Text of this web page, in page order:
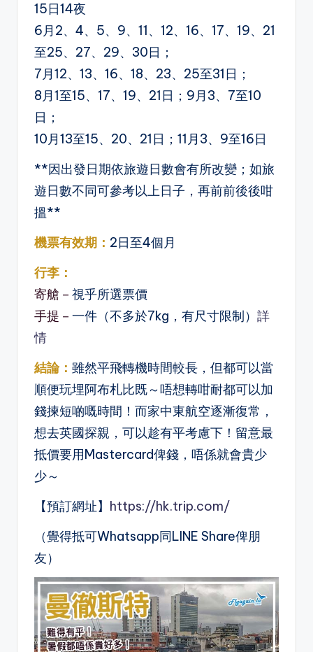
15日14夜
6月2、4、5、9、11、12、16、17、19、21
至25、27、29、30日；
7月12、13、16、18、23、25至31日；
8月1至15、17、19、21日；9月3、7至10
日；
10月13至15、20、21日；11月3、9至16日
**因出發日期依旅遊日數會有所改變；如旅
遊日數不同可參考以上日子，再前前後後咁
搵**
機票有效期： 2日至4個月
行李：
寄艙－ 視乎所選票價
手提－ 一件（不多於7kg，有尺寸限制） 詳
情
結論： 雖然平飛轉機時間較長，但都可以當
順便玩埋阿布札比既～唔想轉咁耐都可以加
錢揀短啲嘅時間！而家中東航空逐漸復常，
想去英國探親，可以趁有平考慮下！留意最
抵價要用Mastercard俾錢，唔係就會貴少
少～
【預訂網址】 https://hk.trip.com/
（覺得抵可Whatsapp同LINE Share俾朋
友）